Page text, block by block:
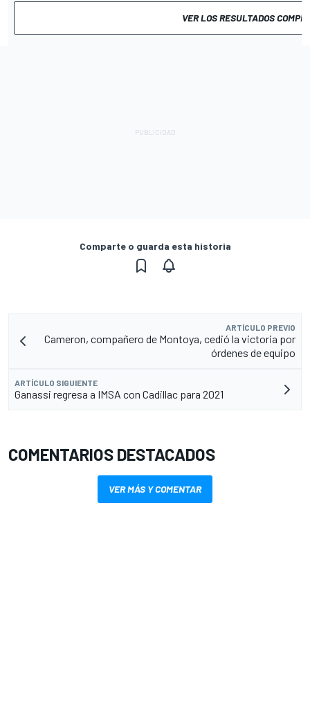
VER LOS RESULTADOS
Comparte o guarda esta historia
ARTÍCULO PREVIO
Cameron, compañero de Montoya, cedió la victoria por
órdenes de equipo
ARTÍCULO SIGUIENTE
Ganassi regresa a IMSA con Cadillac para 2021
COMENTARIOS DESTACADOS
VER MÁS Y COMENTAR